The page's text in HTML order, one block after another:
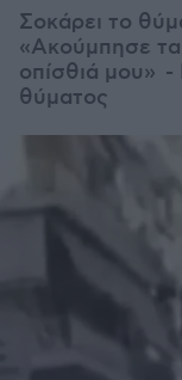
Σοκάρει το
«Ακούμπησε τα
οπίσθιά μου» -
θύματος